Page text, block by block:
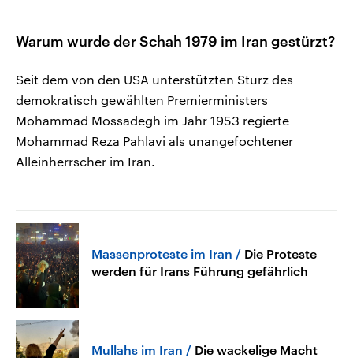
Warum wurde der Schah 1979 im Iran gestürzt?
Seit dem von den USA unterstützten Sturz des
demokratisch gewählten Premierministers
Mohammad Mossadegh im Jahr 1953 regierte
Mohammad Reza Pahlavi als unangefochtener
Alleinherrscher im Iran.
Massenproteste im Iran
Die Proteste
werden für Irans Führung gefährlich
Mullahs im Iran
Die wackelige Macht